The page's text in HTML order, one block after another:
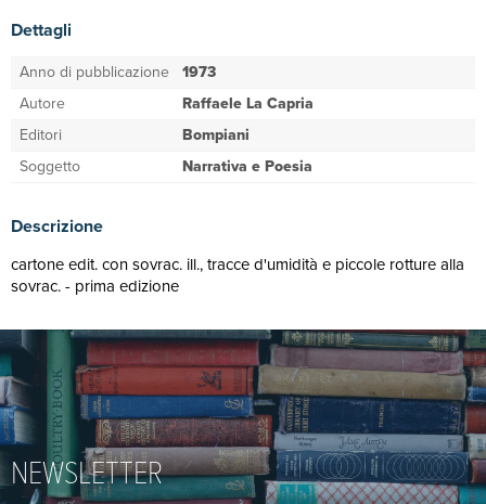
Dettagli
Anno di pubblicazione 1973
Autore
Raffaele La Capria
Editori
Bompiani
Soggetto
Narrativa e Poesia
Descrizione
cartone edit. con sovrac. ill., tracce d'umidità e piccole rotture alla
sovrac. - prima edizione
NEWSLETTER